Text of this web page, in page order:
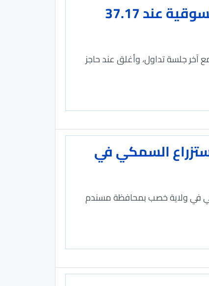
مؤشر بورصة مسقط يرتفع 5 نقاط والقيمة السوقية عند 37.17
بمقدار 5.8 نقطة وبنسبة 0.081% مقارنة مع آخر جلسة تداول، وأغلق عند حاجز
للاستزراع السمكي في
في ولاية خصب بمحافظة مسندم